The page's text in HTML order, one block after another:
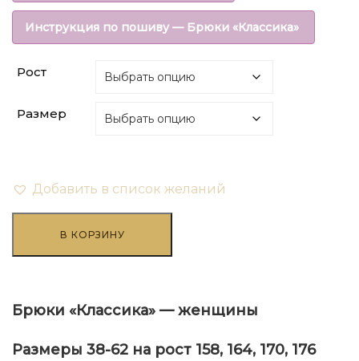
составляла
₽270.00.
₽108.00.
Инструкция по пошиву — Брюки «Классика»
Рост
Размер
Добавить в список желаний
Брюки
В КОРЗИНУ
Брюки «Классика» — женщины
Размеры 38-62 на рост 158, 164, 170, 176